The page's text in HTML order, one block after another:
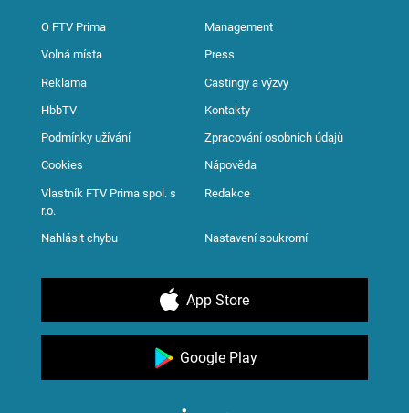
O FTV Prima Management
Volná místa Press
Reklama Castingy a výzvy
HbbTV Kontakty
Podmínky užívání Zpracování osobních údajů
Cookies Nápověda
Vlastník FTV Prima spol. s
r.o.
Redakce
Nahlásit chybu Nastavení soukromí
App Store
Google Play